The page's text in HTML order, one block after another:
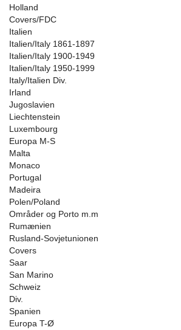
Holland
Covers/FDC
Italien
Italien/Italy 1861-1897
Italien/Italy 1900-1949
Italien/Italy 1950-1999
Italy/Italien Div.
Irland
Jugoslavien
Liechtenstein
Luxembourg
Europa M-S
Malta
Monaco
Portugal
Madeira
Polen/Poland
Områder og Porto m.m
Rumænien
Rusland-Sovjetunionen
Covers
Saar
San Marino
Schweiz
Div.
Spanien
Europa T-Ø